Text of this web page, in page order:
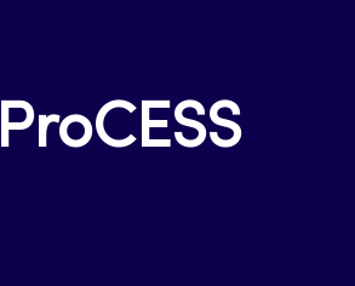
ProCESS